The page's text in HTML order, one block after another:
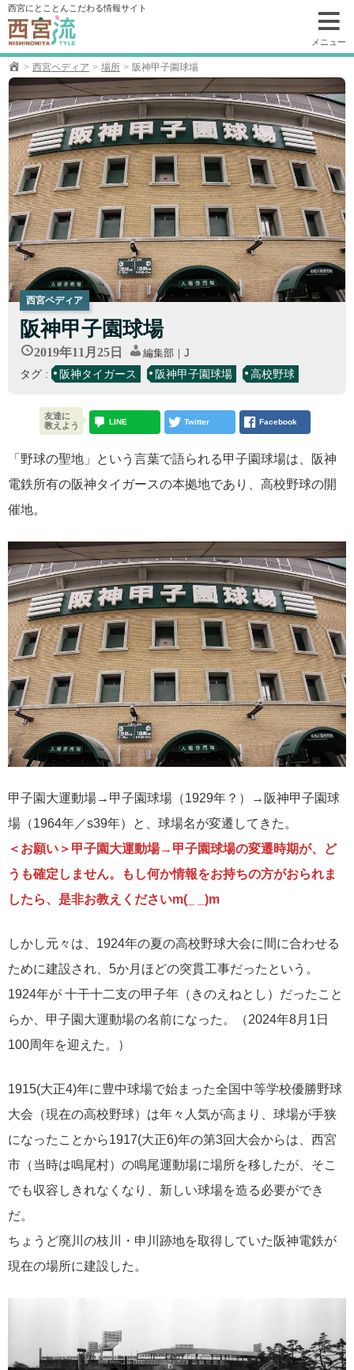
コ
ン
テ
ン
ツ
移
動
西宮にとことんこだわる情報サイト
メニュー
西宮ペディア 場所 阪神甲子園球場
西宮ペディア
阪神甲子園球場
2019年11月25日 編集部｜J
タグ : 阪神タイガース 阪神甲子園球場 高校野球
「野球の聖地」という言葉で語られる甲子園球場は、阪神
電鉄所有の阪神タイガースの本拠地であり、高校野球の開
催地。
甲子園大運動場→甲子園球場（1929年？）→阪神甲子園球
場（1964年／s39年）と、球場名が変遷してきた。
＜お願い＞甲子園大運動場→甲子園球場の変遷時期が、ど
うも確定しません。もし何か情報をお持ちの方がおられま
したら、是非お教えくださいm(_ _)m
しかし元々は、1924年の夏の高校野球大会に間に合わせる
ために建設され、5か月ほどの突貫工事だったという。
1924年が 十干十二支の甲子年（きのえねとし）だったこと
らか、甲子園大運動場の名前になった。（2024年8月1日
100周年を迎えた。）
1915(大正4)年に豊中球場で始まった全国中等学校優勝野球
大会（現在の高校野球）は年々人気が高まり、球場が手狭
になったことから1917(大正6)年の第3回大会からは、西宮
市（当時は鳴尾村）の鳴尾運動場に場所を移したが、そこ
でも収容しきれなくなり、新しい球場を造る必要ができ
だ。
ちょうど廃川の枝川・申川跡地を取得していた阪神電鉄が
現在の場所に建設した。
友達に
教えよう
LINE Twitter Facebook